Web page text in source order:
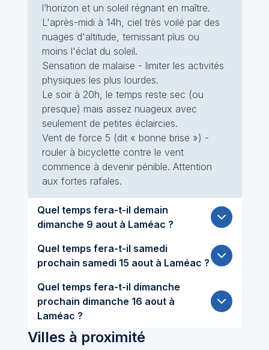
l’horizon et un soleil régnant en maître.
L'après-midi à 14h, ciel très voilé par des
nuages d'altitude, ternissant plus ou
moins l'éclat du soleil.
Sensation de malaise - limiter les activités
physiques les plus lourdes.
Le soir à 20h, le temps reste sec (ou
presque) mais assez nuageux avec
seulement de petites éclaircies.
Vent de force 5 (dit « bonne brise ») -
rouler à bicyclette contre le vent
commence à devenir pénible. Attention
aux fortes rafales.
Quel temps fera-t-il demain
dimanche 9 aout à Laméac ?
Quel temps fera-t-il samedi
prochain samedi 15 aout à Laméac ?
Quel temps fera-t-il dimanche
prochain dimanche 16 aout à
Laméac ?
Villes à proximité